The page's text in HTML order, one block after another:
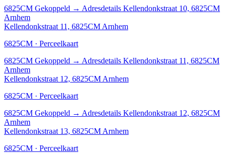
6825CM Gekoppeld → Adresdetails Kellendonkstraat 10, 6825CM
Arnhem
Kellendonkstraat 11, 6825CM Arnhem
6825CM · Perceelkaart
6825CM Gekoppeld → Adresdetails Kellendonkstraat 11, 6825CM
Arnhem
Kellendonkstraat 12, 6825CM Arnhem
6825CM · Perceelkaart
6825CM Gekoppeld → Adresdetails Kellendonkstraat 12, 6825CM
Arnhem
Kellendonkstraat 13, 6825CM Arnhem
6825CM · Perceelkaart